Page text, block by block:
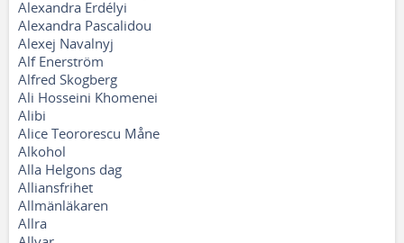
Alexandra Erdélyi
Alexandra Pascalidou
Alexej Navalnyj
Alf Enerström
Alfred Skogberg
Ali Hosseini Khomenei
Alibi
Alice Teororescu Måne
Alkohol
Alla Helgons dag
Alliansfrihet
Allmänläkaren
Allra